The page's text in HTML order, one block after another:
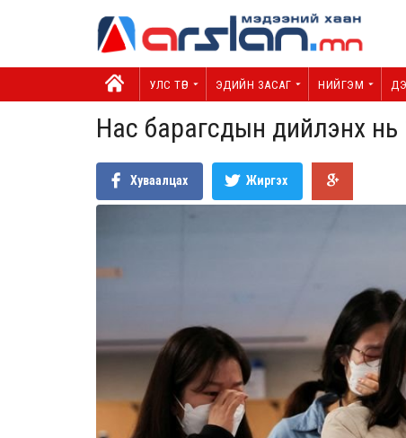
УЛС ТӨР ЭДИЙН ЗАСАГ НИЙГЭМ
Нас барагсдын дийлэнх
Хуваалцах Жиргэх